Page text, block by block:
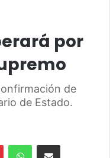
por
de
de Estado.
PinterestWhatsAppShare via Email